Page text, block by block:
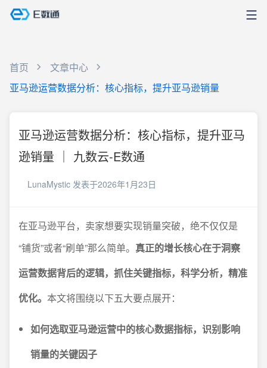
首页
文章中心
亚马逊运营数据分析：核心指标，提升亚马逊销量
亚马逊运营数据分析：核心指标，提升亚马
逊销量 ｜ 九数云-E数通
LunaMystic 发表于2026年1月23日
在亚马逊平台，卖家想要实现销量突破，绝不仅仅是
“铺货”或者“刷单”那么简单。 真正的增长核心在于洞察
运营数据背后的逻辑，抓住关键指标，科学分析，精准
优化。 本文将围绕以下五大要点展开：
如何选取亚马逊运营中的核心数据指标，识别影响
销量的关键因子